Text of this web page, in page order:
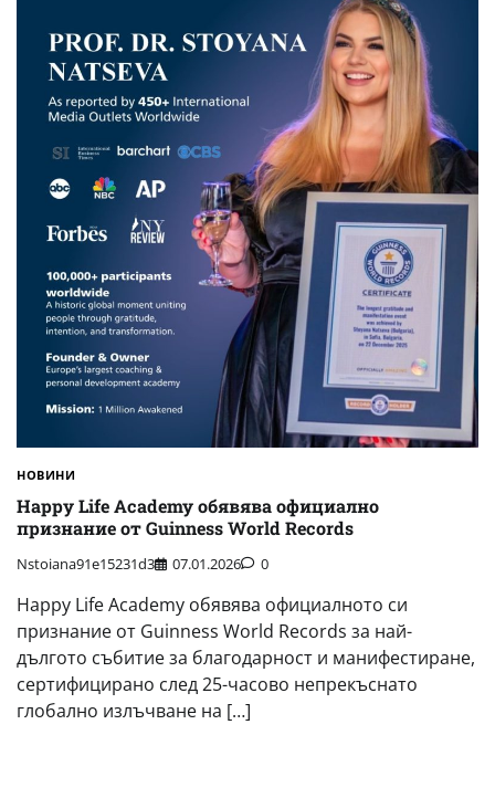
НОВИНИ
Happy Life Academy обявява официално
признание от Guinness World Records
Nstoiana91e15231d3 07.01.2026 0
Happy Life Academy обявява официалното си
признание от Guinness World Records за най-
дългото събитие за благодарност и манифестиране,
сертифицирано след 25-часово непрекъснато
глобално излъчване на […]